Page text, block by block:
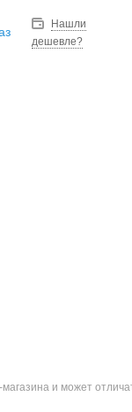
Нашли
дешевле?
и может